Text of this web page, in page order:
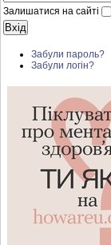
Залишатися на сайті
Забули пароль?
Забули логін?